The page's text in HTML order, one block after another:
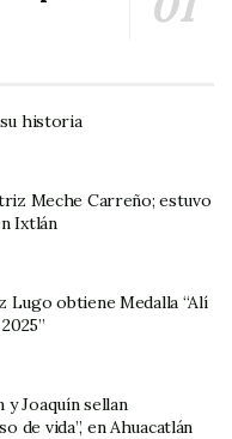
socorristas de la
historia
Meche Carreño; estuvo
Ixtlán
Lugo obtiene Medalla “Alí
y Joaquín sellan
de vida”, en Ahuacatlán